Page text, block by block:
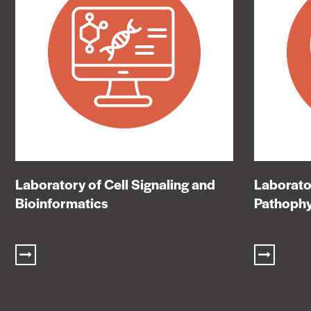
Laboratory of Cell Signaling and
Bioinformatics